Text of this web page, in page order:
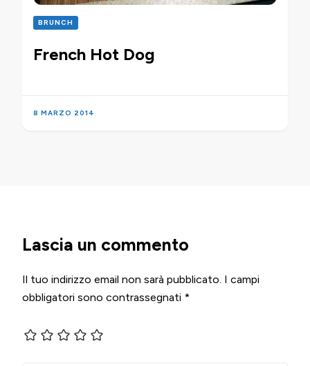
BRUNCH
French Hot Dog
8 MARZO 2014
Lascia un commento
Il tuo indirizzo email non sarà pubblicato. I campi
obbligatori sono contrassegnati *